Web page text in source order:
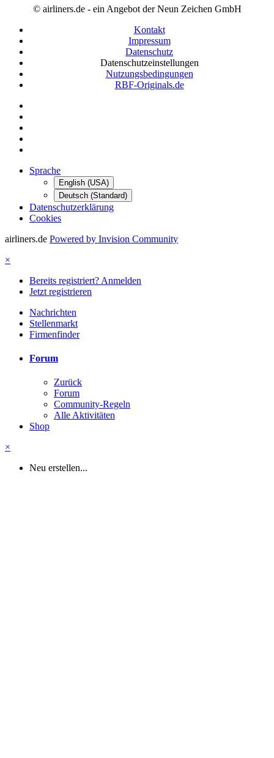
© airliners.de - ein Angebot der Neun Zeichen GmbH
Kontakt
Impressum
Datenschutz
Datenschutzeinstellungen
Nutzungsbedingungen
RBF-Originals.de
Sprache
English (USA)
Deutsch (Standard)
Datenschutzerklärung
Cookies
airliners.de Powered by Invision Community
×
Bereits registriert? Anmelden
Jetzt registrieren
Nachrichten
Stellenmarkt
Firmenfinder
Forum
Zurück
Forum
Community-Regeln
Alle Aktivitäten
Shop
×
Neu erstellen...